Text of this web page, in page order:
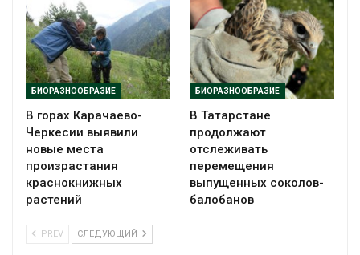
БИОРАЗНООБРАЗИЕ
В горах Карачаево-
Черкесии выявили
новые места
произрастания
краснокнижных
растений
БИОРАЗНООБРАЗИЕ
В Татарстане
продолжают
отслеживать
перемещения
выпущенных соколов-
балобанов
PREV СЛЕДУЮЩИЙ